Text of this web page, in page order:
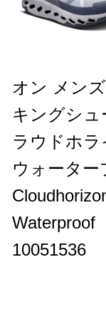
オン メン
キングシュ
ラウドホラ
ウォーター
Waterproof
10051536